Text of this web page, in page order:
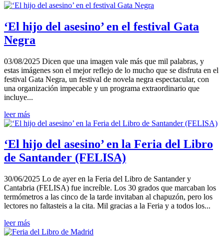
‘El hijo del asesino’ en el festival Gata
Negra
03/08/2025 Dicen que una imagen vale más que mil palabras, y
estas imágenes son el mejor reflejo de lo mucho que se disfruta en el
festival Gata Negra, un festival de novela negra espectacular, con
una organización impecable y un programa extraordinario que
incluye...
leer más
‘El hijo del asesino’ en la Feria del Libro
de Santander (FELISA)
30/06/2025 Lo de ayer en la Feria del Libro de Santander y
Cantabria (FELISA) fue increíble. Los 30 grados que marcaban los
termómetros a las cinco de la tarde invitaban al chapuzón, pero los
lectores no faltasteis a la cita. Mil gracias a la Feria y a todos los...
leer más